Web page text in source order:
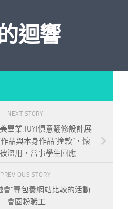
迴響
NEXT STORY
畢業JIUYI俱意翻修設計展
品與本身作品“撞款”，懷
盜用，當事學生回應
PREVIOUS STORY
會”專包養網站比較的活動
會圈粉職工